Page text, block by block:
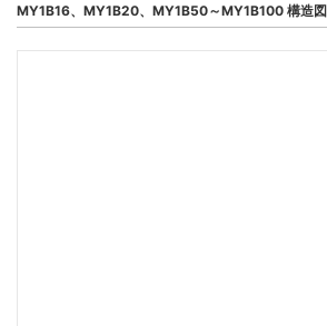
MY1B16、MY1B20、MY1B50～MY1B100 構造図